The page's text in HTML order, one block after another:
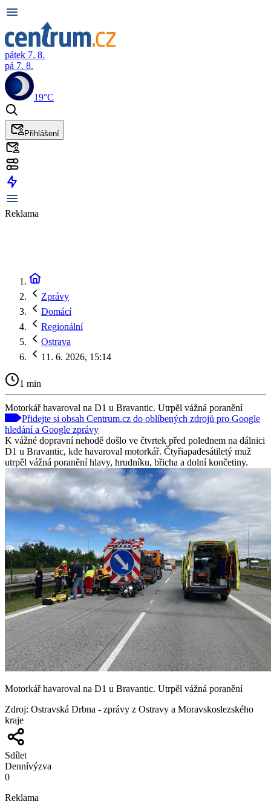
pátek 7. 8.
pá 7. 8.
19°C
Přihlášení
Reklama
Zprávy
Domácí
Regionální
Ostrava
11. 6. 2026, 15:14
1 min
Motorkář havaroval na D1 u Bravantic. Utrpěl vážná poranění
Přidejte si obsah Centrum.cz do oblíbených zdrojů pro Google
hledání a Google zprávy
K vážné dopravní nehodě došlo ve čtvrtek před polednem na dálnici
D1 u Bravantic, kde havaroval motorkář. Čtyřiapadesátiletý muž
utrpěl vážná poranění hlavy, hrudníku, břicha a dolní končetiny.
Motorkář havaroval na D1 u Bravantic. Utrpěl vážná poranění
Zdroj: Ostravská Drbna - zprávy z Ostravy a Moravskoslezského
kraje
Sdílet
Dennívýzva
0
Reklama